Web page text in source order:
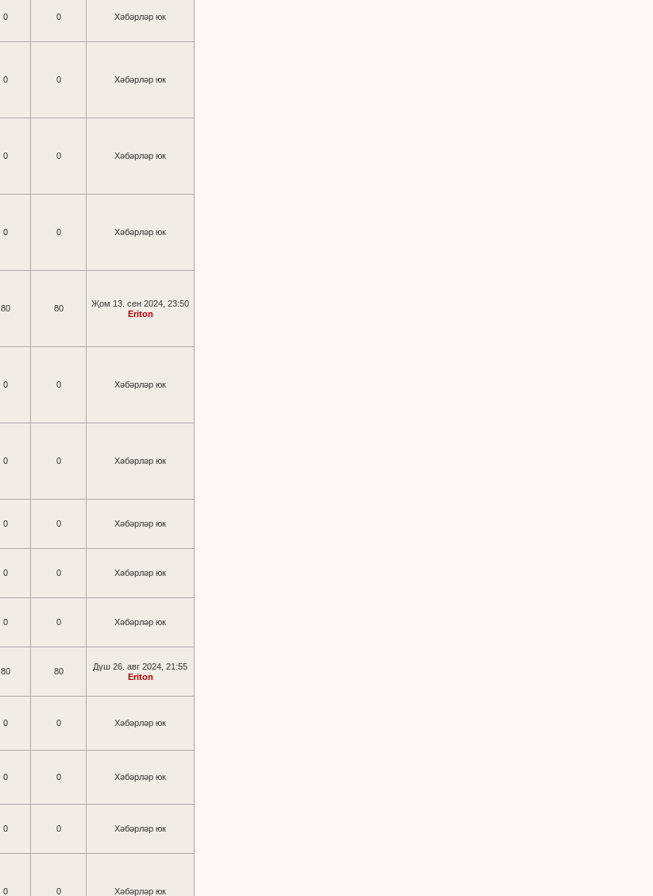
0 0 Хәбәрләр юк
0 0 Хәбәрләр юк
0 0 Хәбәрләр юк
0 0 Хәбәрләр юк
80 80
Җом 13. сен 2024, 23:50
Eriton
0 0 Хәбәрләр юк
0 0 Хәбәрләр юк
0 0 Хәбәрләр юк
0 0 Хәбәрләр юк
0 0 Хәбәрләр юк
80 80
Дүш 26. авг 2024, 21:55
Eriton
0 0 Хәбәрләр юк
0 0 Хәбәрләр юк
0 0 Хәбәрләр юк
0 0 Хәбәрләр юк